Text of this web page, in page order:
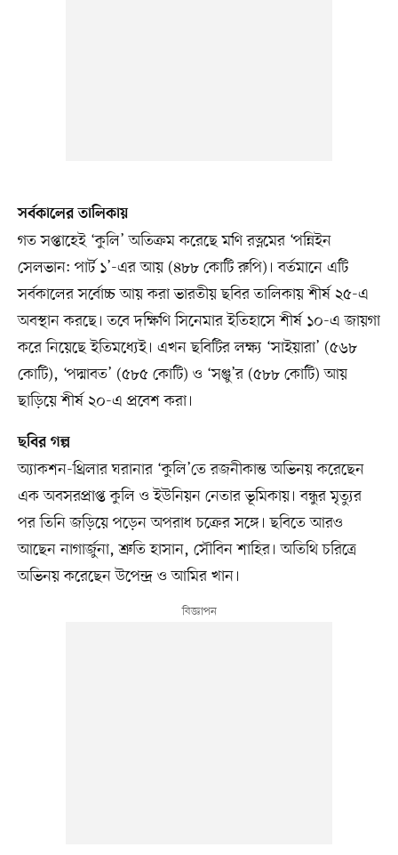
সর্বকালের তালিকায়
গত সপ্তাহেই ‘কুলি’ অতিক্রম করেছে মণি রত্নমের ‘পন্নিইন
সেলভান: পার্ট ১’-এর আয় (৪৮৮ কোটি রুপি)। বর্তমানে এটি
সর্বকালের সর্বোচ্চ আয় করা ভারতীয় ছবির তালিকায় শীর্ষ ২৫-এ
অবস্থান করছে। তবে দক্ষিণি সিনেমার ইতিহাসে শীর্ষ ১০-এ জায়গা
করে নিয়েছে ইতিমধ্যেই। এখন ছবিটির লক্ষ্য ‘সাইয়ারা’ (৫৬৮
কোটি), ‘পদ্মাবত’ (৫৮৫ কোটি) ও ‘সঞ্জু’র (৫৮৮ কোটি) আয়
ছাড়িয়ে শীর্ষ ২০-এ প্রবেশ করা।
ছবির গল্প
অ্যাকশন-থ্রিলার ঘরানার ‘কুলি’তে রজনীকান্ত অভিনয় করেছেন
এক অবসরপ্রাপ্ত কুলি ও ইউনিয়ন নেতার ভূমিকায়। বন্ধুর মৃত্যুর
পর তিনি জড়িয়ে পড়েন অপরাধ চক্রের সঙ্গে। ছবিতে আরও
আছেন নাগার্জুনা, শ্রুতি হাসান, সৌবিন শাহির। অতিথি চরিত্রে
অভিনয় করেছেন উপেন্দ্র ও আমির খান।